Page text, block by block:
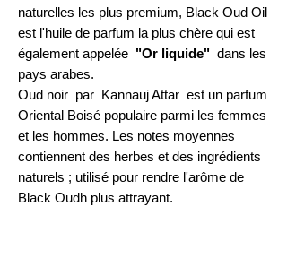
naturelles les plus premium, Black Oud Oil
est l'huile de parfum la plus chère qui est
également appelée "Or liquide" dans les
pays arabes.
Oud noir par Kannauj Attar est un parfum
Oriental Boisé populaire parmi les femmes
et les hommes. Les notes moyennes
contiennent des herbes et des ingrédients
naturels ; utilisé pour rendre l'arôme de
Black Oudh plus attrayant.